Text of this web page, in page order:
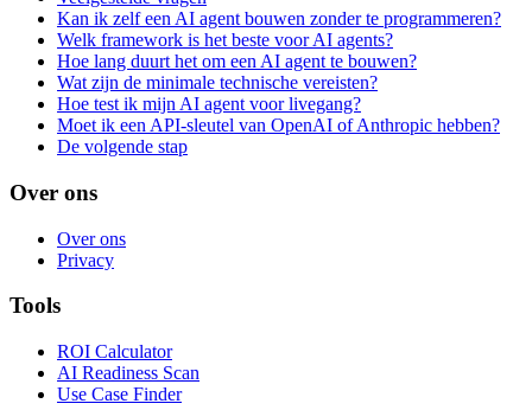
Kan ik zelf een AI agent bouwen zonder te programmeren?
Welk framework is het beste voor AI agents?
Hoe lang duurt het om een AI agent te bouwen?
Wat zijn de minimale technische vereisten?
Hoe test ik mijn AI agent voor livegang?
Moet ik een API-sleutel van OpenAI of Anthropic hebben?
De volgende stap
Over ons
Over ons
Privacy
Tools
ROI Calculator
AI Readiness Scan
Use Case Finder